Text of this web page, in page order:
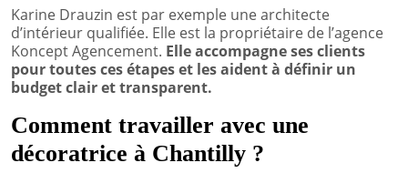
Karine Drauzin est par exemple une architecte
d’intérieur qualifiée. Elle est la propriétaire de l’agence
Koncept Agencement. Elle accompagne ses clients
pour toutes ces étapes et les aident à définir un
budget clair et transparent.
Comment travailler avec une
décoratrice à Chantilly ?